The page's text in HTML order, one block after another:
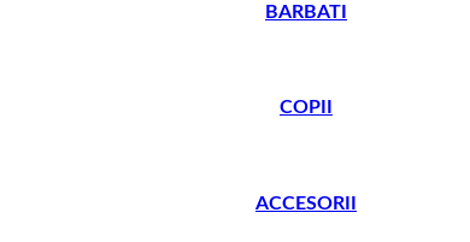
BARBATI
COPII
ACCESORII